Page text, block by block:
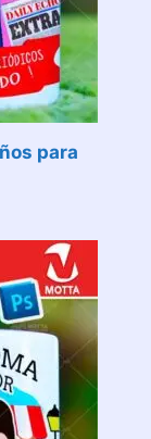
para